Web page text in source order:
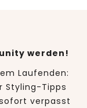
werden!
Laufenden:
Styling-Tipps
verpasst